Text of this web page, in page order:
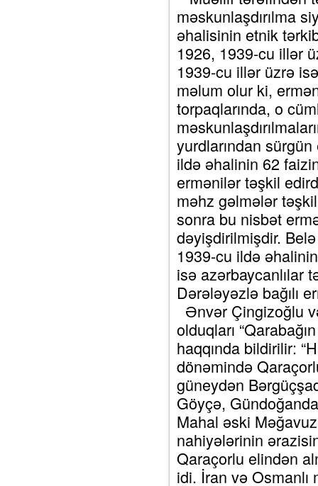
məskunlaşdırılma
əhalisinin etnik
1926, 1939-cu illər
1939-cu illər üzrə
məlum olur ki,
torpaqlarında, o
yurdlarından
ildə əhalinin 62
ermənilər təşkil
məhz gəlmələr
sonra bu nisbət
dəyişdirilmişdir.
1939-cu ildə
isə azərbaycanlılar
Dərələyəzlə bağılı
Ənvər Çingizoğlu
olduqları
haqqında bildirilir:
dönəmində
güneydən
Göyçə,
Mahal əski
nahiyələrinin
Qaraçorlu elindən
idi. İran və